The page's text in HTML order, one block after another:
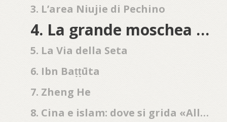
3. L’area Niujie di Pechino
4. La grande moschea di Xi'an
5. La Via della Seta
6. Ibn Baṭṭūta
7. Zheng He
8. Cina e islam: dove si grida «Allahu Akbar»